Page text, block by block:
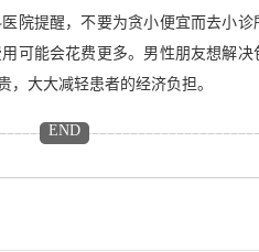
提醒，不要为贪小便宜而去小诊
可能会花费更多。男性朋友想解
，大大减轻患者的经济负担。
END